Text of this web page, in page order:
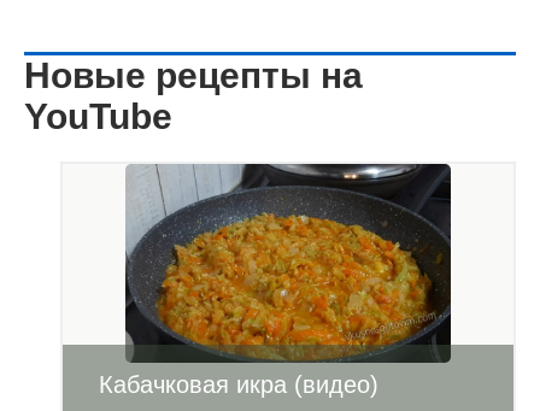
Новые рецепты на
YouTube
Кабачковая икра (видео)